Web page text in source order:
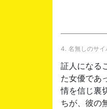
4. 名無しのサイ
証人になる
た女優であ
情を信じ裏
ちが、彼の